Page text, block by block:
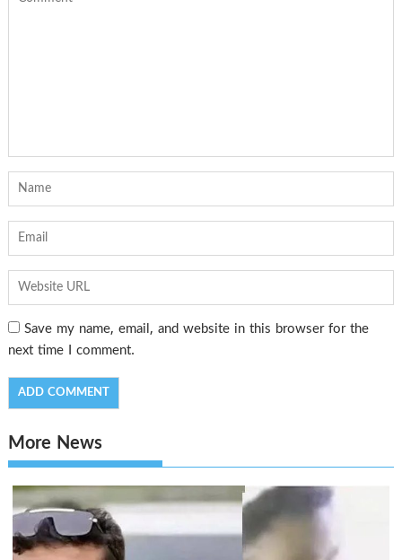
Save my name, email, and website in this browser for the
next time I comment.
More News